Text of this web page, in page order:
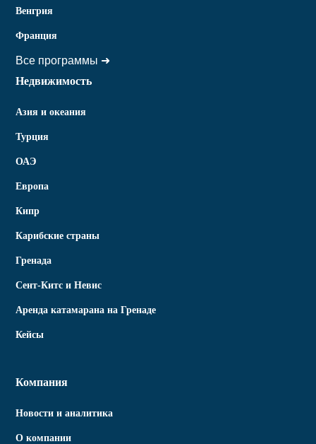
Венгрия
Франция
Все программы ➜
Недвижимость
Азия и океания
Турция
ОАЭ
Европа
Кипр
Карибские страны
Гренада
Сент-Китс и Невис
Аренда катамарана на Гренаде
Кейсы
Компания
Новости и аналитика
О компании